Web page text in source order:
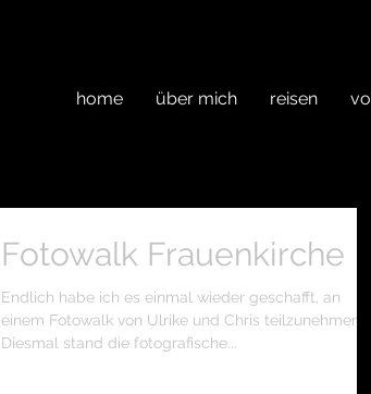
home über mich reisen
Fotowalk Frauenkirche
Endlich habe ich es einmal wieder geschafft, an
einem Fotowalk von Ulrike und Chris teilzunehmen.
Diesmal stand die fotografische...